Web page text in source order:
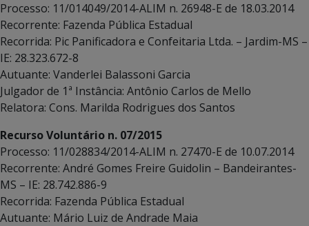
Processo: 11/014049/2014-ALIM n. 26948-E de 18.03.2014
Recorrente: Fazenda Pública Estadual
Recorrida: Pic Panificadora e Confeitaria Ltda. – Jardim-MS –
IE: 28.323.672-8
Autuante: Vanderlei Balassoni Garcia
Julgador de 1ª Instância: Antônio Carlos de Mello
Relatora: Cons. Marilda Rodrigues dos Santos
Recurso Voluntário n. 07/2015
Processo: 11/028834/2014-ALIM n. 27470-E de 10.07.2014
Recorrente: André Gomes Freire Guidolin – Bandeirantes-
MS – IE: 28.742.886-9
Recorrida: Fazenda Pública Estadual
Autuante: Mário Luiz de Andrade Maia